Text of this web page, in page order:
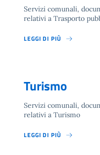
Servizi comunali,
relativi a Trasporto
LEGGI DI PIÙ
Turismo
Servizi comunali,
relativi a Turismo
LEGGI DI PIÙ